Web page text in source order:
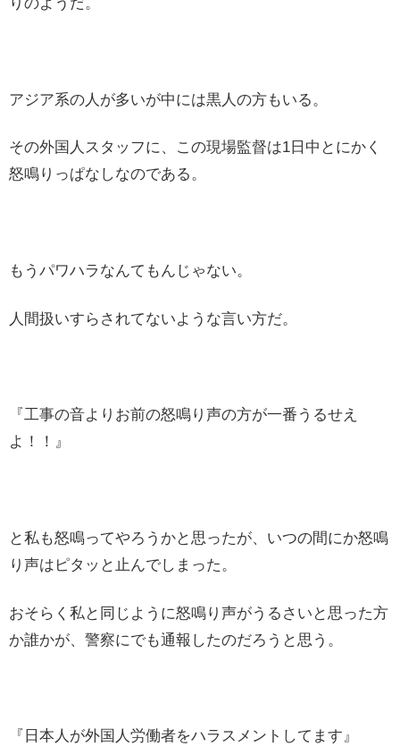
アジア系の人が多いが中には黒人の方もいる。
その外国人スタッフに、この現場監督は1日中とにかく
怒鳴りっぱなしなのである。
もうパワハラなんてもんじゃない。
人間扱いすらされてないような言い方だ。
『工事の音よりお前の怒鳴り声の方が一番うるせえ
よ！！』
と私も怒鳴ってやろうかと思ったが、いつの間にか怒鳴
り声はピタッと止んでしまった。
おそらく私と同じように怒鳴り声がうるさいと思った方
か誰かが、警察にでも通報したのだろうと思う。
『日本人が外国人労働者をハラスメントしてます』